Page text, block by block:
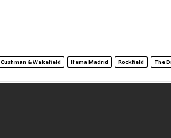
Cushman & Wakefield Ifema Madrid Rockfield The